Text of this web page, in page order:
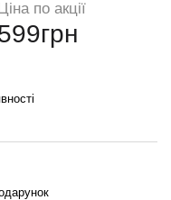
по акції